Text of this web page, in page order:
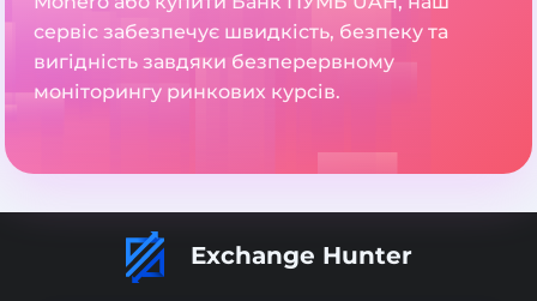
сервіс забезпечує швидкість, безпеку та
вигідність завдяки безперервному
моніторингу ринкових курсів.
Exchange Hunter